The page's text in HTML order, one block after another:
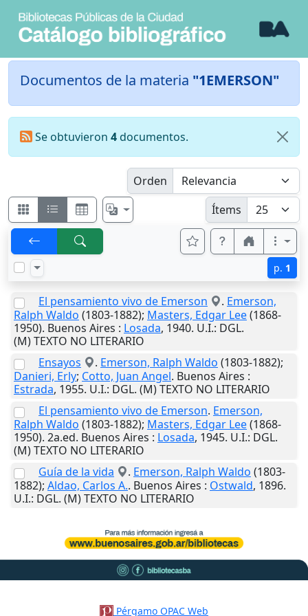
Documentos de la materia "1EMERSON"
Se obtuvieron 4documentos.
Orden
Ítems
p. 1
El pensamiento vivo de Emerson . Emerson,
Ralph Waldo (1803-1882); Masters, Edgar Lee(1868-
1950). Buenos Aires : Losada, 1940. U.I.: DGL.
(M) TEXTO NO LITERARIO
Ensayos
. Emerson, Ralph Waldo (1803-1882);
Danieri, Erly; Cotto, Juan Angel. Buenos Aires :
Estrada, 1955. U.I.: DGL. (M) TEXTO NO LITERARIO
El pensamiento vivo de Emerson. Emerson,
Ralph Waldo (1803-1882); Masters, Edgar Lee(1868-
1950). 2a.ed. Buenos Aires : Losada, 1945. U.I.: DGL.
(M) TEXTO NO LITERARIO
Guía de la vida
. Emerson, Ralph Waldo (1803-
1882); Aldao, Carlos A.. Buenos Aires : Ostwald, 1896.
U.I.: DGL. (M) TEXTO NO LITERARIO
Pérgamo OPAC Web